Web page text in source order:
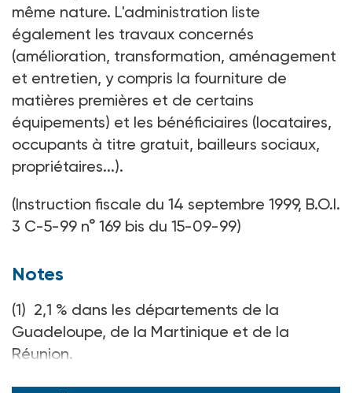
même nature. L'administration liste
également les travaux concernés
(amélioration, transformation, aménagement
et entretien, y compris la fourniture de
matières premières et de certains
équipements) et les bénéficiaires (locataires,
occupants à titre gratuit, bailleurs sociaux,
propriétaires...).
(Instruction fiscale du 14 septembre 1999, B.O.I.
3 C-5-99 n° 169 bis du 15-09-99)
Notes
(1) 2,1 % dans les départements de la
Guadeloupe, de la Martinique et de la
Réunion.